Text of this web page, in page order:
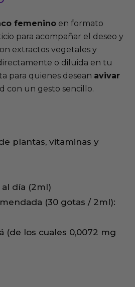
femenino en formato
para acompañar el deseo y
extractos vegetales y
o diluida en tu
para quienes desean avivar
con un gesto sencillo.
plantas, vitaminas y
día (2ml)
(30 gotas / 2ml):
(de los cuales 0,0072 mg